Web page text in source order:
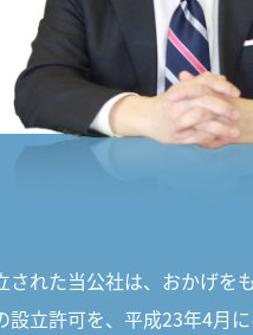
れた当公社は、おかげを
立許可を、平成23年4月